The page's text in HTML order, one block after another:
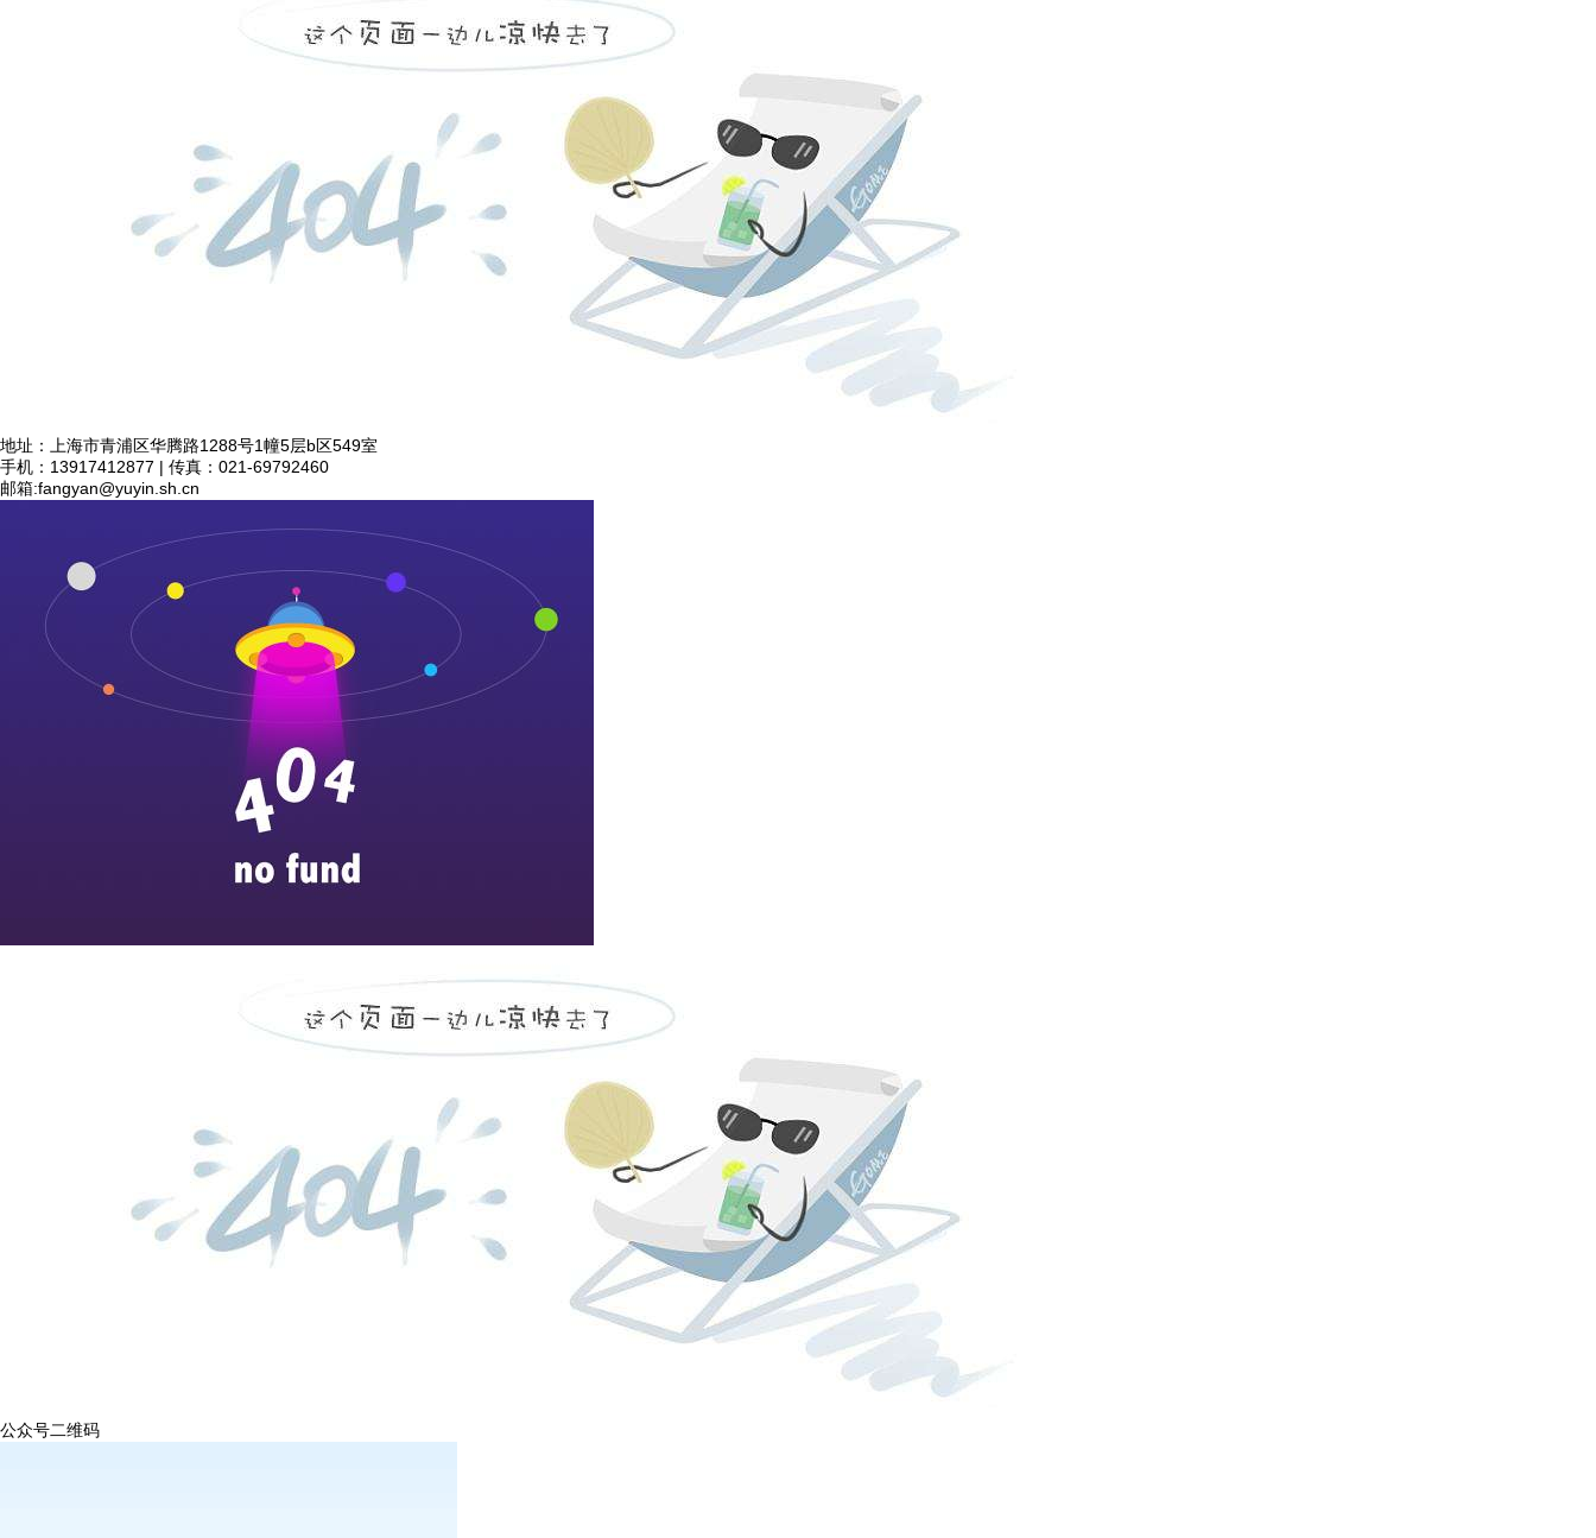
地址：上海市青浦区华腾路1288号1幢5层b区549室
手机：13917412877 | 传真：021-69792460
邮箱:fangyan@yuyin.sh.cn
公众号二维码